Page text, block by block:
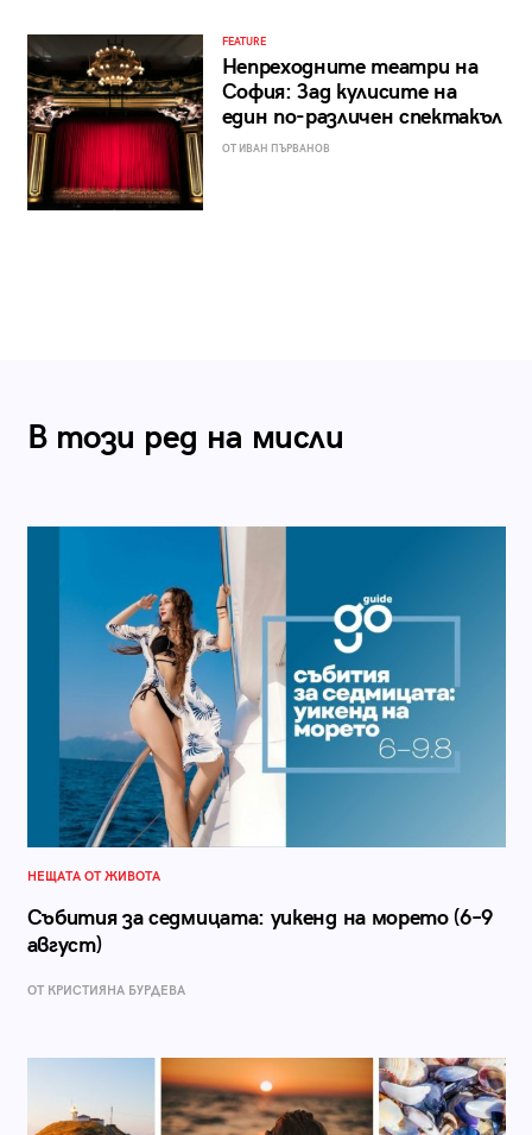
FEATURE
Непреходните театри на
София: Зад кулисите на
един по-различен спектакъл
ОТ ИВАН ПЪРВАНОВ
В този ред на мисли
НЕЩАТА ОТ ЖИВОТА
Събития за седмицата: уикенд на морето (6–9
август)
ОТ КРИСТИЯНА БУРДЕВА